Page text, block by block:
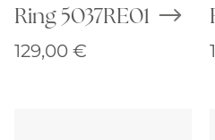
Ring 5037RE01
129,00 €